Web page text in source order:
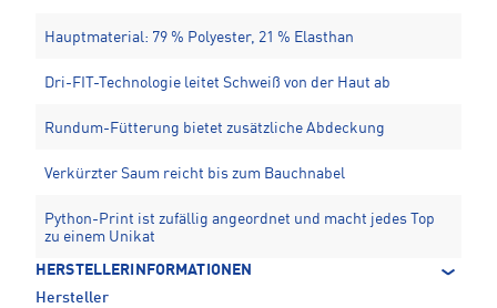
Hauptmaterial: 79 % Polyester, 21 % Elasthan
Dri-FIT-Technologie leitet Schweiß von der Haut ab
Rundum-Fütterung bietet zusätzliche Abdeckung
Verkürzter Saum reicht bis zum Bauchnabel
Python-Print ist zufällig angeordnet und macht jedes Top
zu einem Unikat
HERSTELLERINFORMATIONEN
Hersteller